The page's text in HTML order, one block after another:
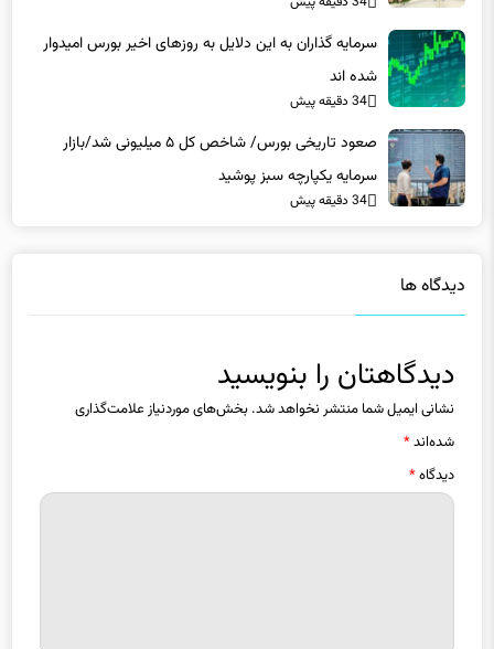
سرمایه گذاران به این دلایل به روزهای اخیر بورس امیدوار
شده اند
سرمایه یکپارچه سبز پوشید
34 دقیقه پیش
نشانی ایمیل شما منتشر نخواهد شد.بخش‌های موردنیاز علامت‌گذاری
شده‌اند*
دیدگاه*